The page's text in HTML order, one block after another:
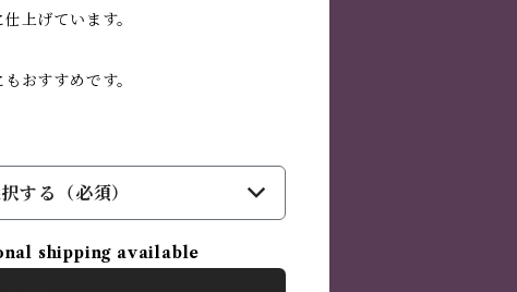
上げています。
おすすめです。
する（必須）
shipping available